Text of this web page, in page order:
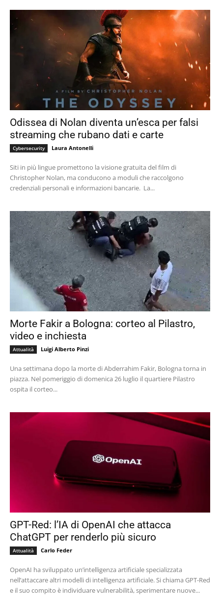
Odissea di Nolan diventa un’esca per falsi
streaming che rubano dati e carte
Cybersecurity Laura Antonelli
Siti in più lingue promettono la visione gratuita del film di
Christopher Nolan, ma conducono a moduli che raccolgono
credenziali personali e informazioni bancarie. La...
Morte Fakir a Bologna: corteo al Pilastro,
video e inchiesta
Attualità Luigi Alberto Pinzi
Una settimana dopo la morte di Abderrahim Fakir, Bologna torna in
piazza. Nel pomeriggio di domenica 26 luglio il quartiere Pilastro
ospita il corteo...
GPT-Red: l’IA di OpenAI che attacca
ChatGPT per renderlo più sicuro
Attualità Carlo Feder
OpenAI ha sviluppato un’intelligenza artificiale specializzata
nell’attaccare altri modelli di intelligenza artificiale. Si chiama GPT-Red
e il suo compito è individuare vulnerabilità, sperimentare nuove...